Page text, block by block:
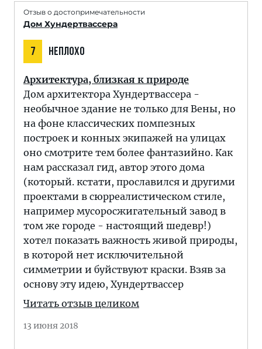
Отзыв о достопримечательности
Дом Хундертвассера
7 НЕПЛОХО
Архитектура, близкая к природе
Дом архитектора Хундертвассера -
необычное здание не только для Вены, но
на фоне классических помпезных
построек и конных экипажей на улицах
оно смотрите тем более фантазийно. Как
нам рассказал гид, автор этого дома
(который. кстати, прославился и другими
проектами в сюрреалистическом стиле,
например мусоросжигательный завод в
том же городе - настоящий шедевр!)
хотел показать важность живой природы,
в которой нет исключительной
симметрии и буйствуют краски. Взяв за
основу эту идею, Хундертвассер
Читать отзыв целиком
13 июня 2018